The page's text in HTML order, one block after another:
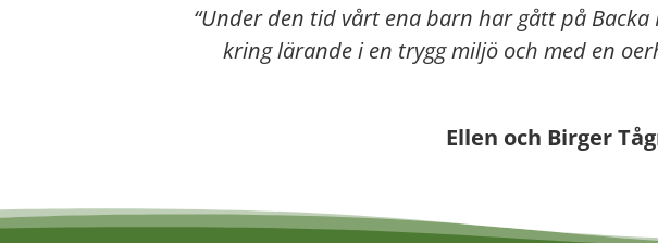
“Under den tid vårt ena barn har gått på
kring lärande i en trygg miljö och med en
Ellen och Birger